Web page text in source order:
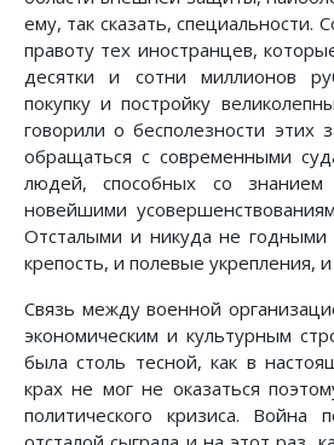
ему, так сказать, специальности.
правоту тех иностранцев,
десятки и сотни миллионов
покупку и постройку
говорили о бесполезности этих
обращаться с современными
людей, способных со знанием
новейшими
Отсталыми и никуда не годными
крепость, и полевые укрепления,
Связь между военной
экономическим и культурным
была столь тесной, как в
крах не мог не оказаться
политического кризиса. Война